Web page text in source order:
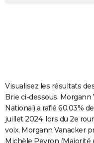
Carte de Noël
Carte Bonne année
Carte Saint-Valentin
Carte Pâques
Carte d'anniversaire
DICTIONNAIRE
Dictionnaire
Biographies
Citations
Expressions
Proverbes
PROGRAMME TV
COPAINS D'AVANT
Visualisez les résultats
Brie ci-dessous.
National) a raflé 60.03%
juillet 2024, lors du 2e
voix, Morgann Vanacker
Michèle Peyron (Majorité